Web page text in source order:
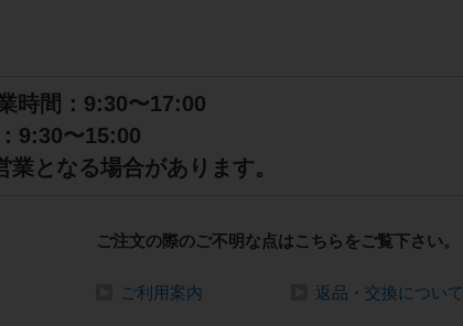
時間：9:30〜17:00
9:30〜15:00
となる場合があります。
ご注文の際のご不明な点はこちらをご覧下さい。
ご利用案内 返品・交換について